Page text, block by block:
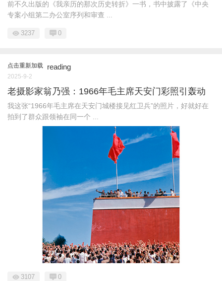
前不久出版的《我亲历的那次历史转折》一书，书中披露了《中央
专案小组第二办公室序列和审查 ...
3237 0
点击重新加载 reading
2025-9-2
老摄影家翁乃强：1966年毛主席天安门彩照引轰动
我这张“1966年毛主席在天安门城楼接见红卫兵”的照片，好就好在
拍到了群众跟领袖在同一个 ...
3107 0